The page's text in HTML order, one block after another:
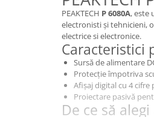
PEAKTECH P 6080A, este
electronisti și tehnicieni,
electrice si electronice.
Caracteristici
Sursă de alimentare
Protecție împotriva
Afișaj digital cu 4
Proiectare pasivă
De ce să